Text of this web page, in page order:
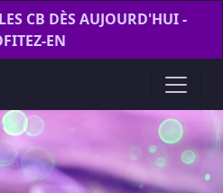
CB DÈS AUJOURD'HUI -
EN